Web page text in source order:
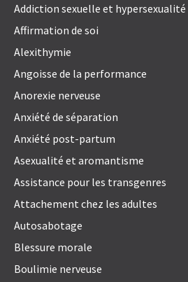
Addiction sexuelle et hypersexualité
Affirmation de soi
Alexithymie
Angoisse de la performance
Anorexie nerveuse
Anxiété de séparation
Anxiété post-partum
Asexualité et aromantisme
Assistance pour les transgenres
Attachement chez les adultes
Autosabotage
Blessure morale
Boulimie nerveuse